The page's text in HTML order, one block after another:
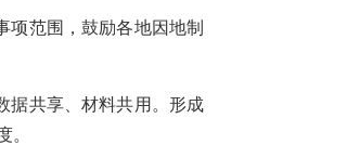
项范围，鼓励各地因地制
据共享、材料共用。形成
。